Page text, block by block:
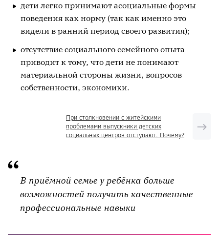
дети легко принимают асоциальные формы
поведения как норму (так как именно это
видели в ранний период своего развития);
отсутствие социального семейного опыта
приводит к тому, что дети не понимают
материальной стороны жизни, вопросов
собственности, экономики.
При столкновении с житейскими
проблемами выпускники детских
социальных центров отступают. Почему?
В приёмной семье у ребёнка больше
возможностей получить качественные
профессиональные навыки